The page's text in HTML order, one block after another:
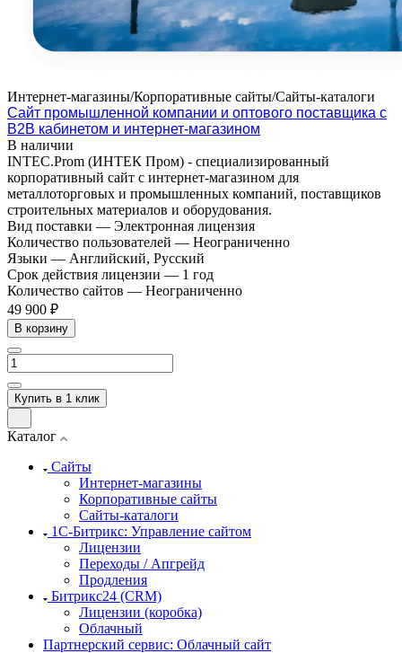
Интернет-магазины/Корпоративные сайты/Сайты-каталоги
Cайт промышленной компании и оптового поставщика с
B2B кабинетом и интернет-магазином
В наличии
INTEC.Prom (ИНТЕК Пром) - специализированный
корпоративный сайт с интернет-магазином для
металлоторговых и промышленных компаний, поставщиков
строительных материалов и оборудования.
Вид поставки — Электронная лицензия
Количество пользователей — Неограниченно
Языки — Английский, Русский
Срок действия лицензии — 1 год
Количество сайтов — Неограниченно
49 900 ₽
В корзину
Купить в 1 клик
Каталог
Сайты
Интернет-магазины
Корпоративные сайты
Сайты-каталоги
1С-Битрикс: Управление сайтом
Лицензии
Переходы / Апгрейд
Продления
Битрикс24 (CRM)
Лицензии (коробка)
Облачный
Партнерский сервис: Облачный сайт